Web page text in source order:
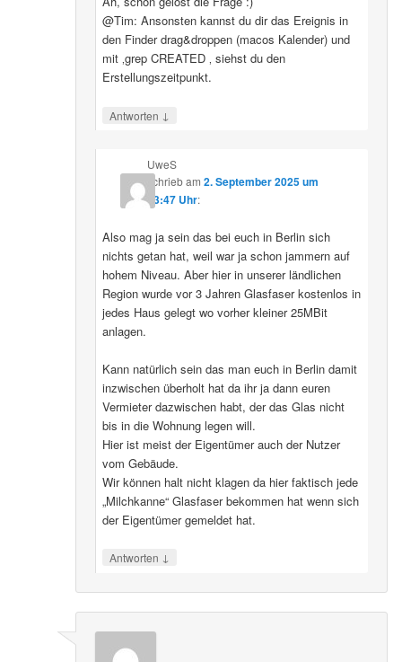
@Tim: Ansonsten kannst du dir das Ereignis in
den Finder drag&droppen (macos Kalender) und
mit ‚grep CREATED ‚ siehst du den
Erstellungszeitpunkt.
Antworten ↓
UweS
schriebam 2. September 2025 um
13:47 Uhr:
Also mag ja sein das bei euch in Berlin sich
nichts getan hat, weil war ja schon jammern auf
hohem Niveau. Aber hier in unserer ländlichen
Region wurde vor 3 Jahren Glasfaser kostenlos in
jedes Haus gelegt wo vorher kleiner 25MBit
anlagen.
Kann natürlich sein das man euch in Berlin damit
inzwischen überholt hat da ihr ja dann euren
Vermieter dazwischen habt, der das Glas nicht
bis in die Wohnung legen will.
Hier ist meist der Eigentümer auch der Nutzer
vom Gebäude.
Wir können halt nicht klagen da hier faktisch jede
„Milchkanne“ Glasfaser bekommen hat wenn sich
der Eigentümer gemeldet hat.
Antworten ↓